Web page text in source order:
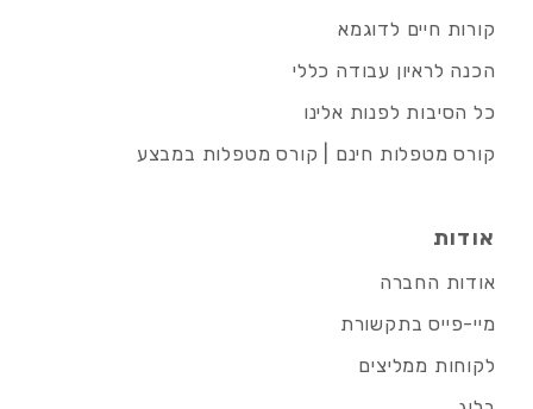
קורות חיים לדוגמא
הכנה לראיון עבודה כללי
כל הסיבות לפנות אלינו
קורס מטפלות חינם | קורס מטפלות במבצע
אודות
אודות החברה
מיי-פייס בתקשורת
לקוחות ממליצים